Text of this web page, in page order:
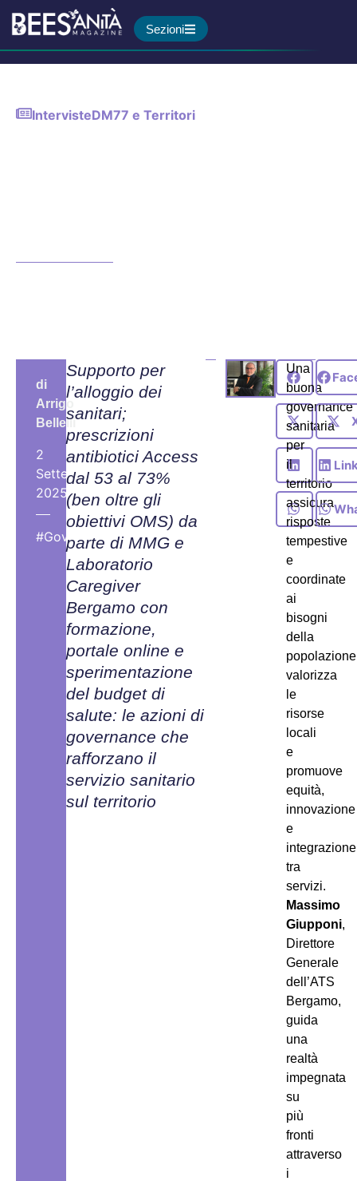
Sezioni
IntervisteDM77 e Territori
di
Arrigo
Bellelli
2
Settembre,
2025
#GovernanceSanitaria
Supporto per
l’alloggio dei
sanitari;
prescrizioni
antibiotici Access
dal 53 al 73%
(ben oltre gli
obiettivi OMS) da
parte di MMG e
Laboratorio
Caregiver
Bergamo con
formazione,
portale online e
sperimentazione
del budget di
salute: le azioni di
governance che
rafforzano il
servizio sanitario
sul territorio
Una
buona
governance
sanitaria
per
il
territorio
assicura
risposte
tempestive
e
coordinate
ai
bisogni
della
valorizza
le
risorse
locali
e
promuove
equità,
innovazione
e
integrazione
tra
servizi.
Massimo
Giupponi,
Direttore
Generale
dell’ATS
Bergamo,
guida
una
realtà
impegnata
su
più
fronti
attraverso
i